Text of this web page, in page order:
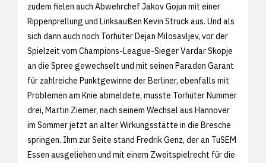
zudem fielen auch Abwehrchef Jakov Gojun mit einer
Rippenprellung und Linksaußen Kevin Struck aus. Und als
sich dann auch noch Torhüter Dejan Milosavljev, vor der
Spielzeit vom Champions-League-Sieger Vardar Skopje
an die Spree gewechselt und mit seinen Paraden Garant
für zahlreiche Punktgewinne der Berliner, ebenfalls mit
Problemen am Knie abmeldete, musste Torhüter Nummer
drei, Martin Ziemer, nach seinem Wechsel aus Hannover
im Sommer jetzt an alter Wirkungsstätte in die Bresche
springen. Ihm zur Seite stand Fredrik Genz, der an TuSEM
Essen ausgeliehen und mit einem Zweitspielrecht für die